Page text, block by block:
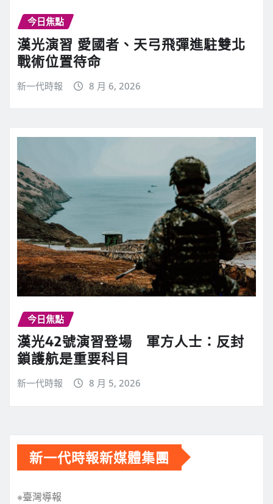
今日焦點
漢光演習 愛國者、天弓飛彈進駐雙北
戰術位置待命
新一代時報 8 月 6, 2026
今日焦點
漢光42號演習登場 軍方人士：反封
鎖護航是重要科目
新一代時報 8 月 5, 2026
新一代時報新媒體集團
※臺灣導報